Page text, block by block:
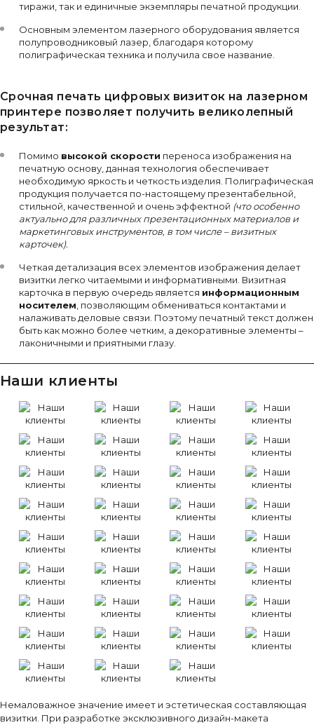
тиражи, так и единичные экземпляры печатной продукции.
Основным элементом лазерного оборудования является
полупроводниковый лазер, благодаря которому
полиграфическая техника и получила свое название.
Срочная печать цифровых визиток на лазерном
принтере позволяет получить великолепный
результат:
Помимо высокой скорости переноса изображения на
печатную основу, данная технология обеспечивает
необходимую яркость и четкость изделия. Полиграфическая
продукция получается по-настоящему презентабельной,
стильной, качественной и очень эффектной (что особенно
актуально для различных презентационных материалов и
маркетинговых инструментов, в том числе – визитных
карточек).
Четкая детализация всех элементов изображения делает
визитки легко читаемыми и информативными. Визитная
карточка в первую очередь является информационным
носителем , позволяющим обмениваться контактами и
налаживать деловые связи. Поэтому печатный текст должен
быть как можно более четким, а декоративные элементы –
лаконичными и приятными глазу.
Наши клиенты
Немаловажное значение имеет и эстетическая составляющая
визитки. При разработке эксклюзивного дизайн-макета